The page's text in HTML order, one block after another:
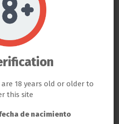
SU SALIDA DEL ALMACEN
18 years old or older to
this site
de nacimiento
NINGÚN PRODUCTO QUE ESTE FUERA DE LA LEY
WEB SON EXCLUSIVAMENTE PARA LA HORTICULTURA
LLAMAS GROW NO RESPETA LA LEY SERÁ BAJO SU